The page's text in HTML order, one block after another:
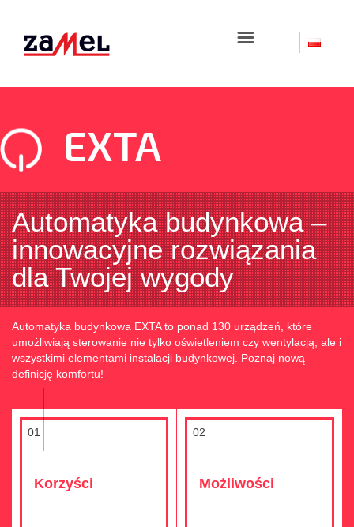
☰
EXTA
Automatyka budynkowa –
innowacyjne rozwiązania
dla Twojej wygody
Automatyka budynkowa EXTA to ponad 130 urządzeń, które
umożliwiają sterowanie nie tylko oświetleniem czy wentylacją, ale i
wszystkimi elementami instalacji budynkowej. Poznaj nową
definicję komfortu!
01
Korzyści
02
Możliwości